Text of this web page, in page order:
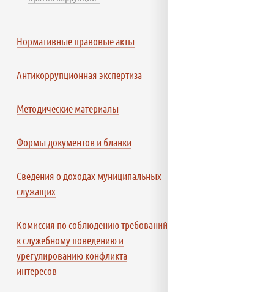
Нормативные правовые акты
Антикоррупционная экспертиза
Методические материалы
Формы документов и бланки
Сведения о доходах муниципальных
служащих
Комиссия по соблюдению требований
к служебному поведению и
урегулированию конфликта
интересов